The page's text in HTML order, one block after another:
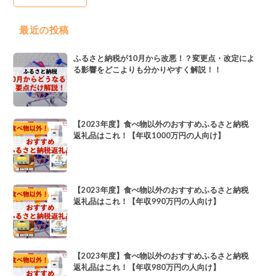
最近の投稿
ふるさと納税が10月から改悪！？変更点・改定によ
る影響をどこよりも分かりやすく解説！！
【2023年度】食べ物以外のおすすめふるさと納税
返礼品はこれ！【年収1000万円の人向け】
【2023年度】食べ物以外のおすすめふるさと納税
返礼品はこれ！【年収990万円の人向け】
【2023年度】食べ物以外のおすすめふるさと納税
返礼品はこれ！【年収980万円の人向け】